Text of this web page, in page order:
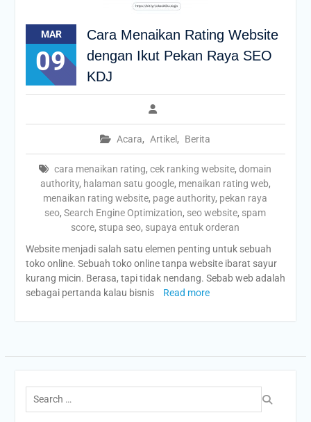
MAR
09
Cara Menaikan Rating Website
dengan Ikut Pekan Raya SEO
KDJ
Acara, Artikel , Berita
cara menaikan rating,cek ranking website,domain
authority, halaman satu google, menaikan rating web,
menaikan rating website, page authority, pekan raya
seo,Search Engine Optimization, seo website, spam
score, stupa seo, supaya entuk orderan
Website menjadi salah satu elemen penting untuk sebuah
toko online. Sebuah toko online tanpa website ibarat sayur
kurang micin. Berasa, tapi tidak nendang. Sebab web adalah
sebagai pertanda kalau bisnis
Read more
Search
for: